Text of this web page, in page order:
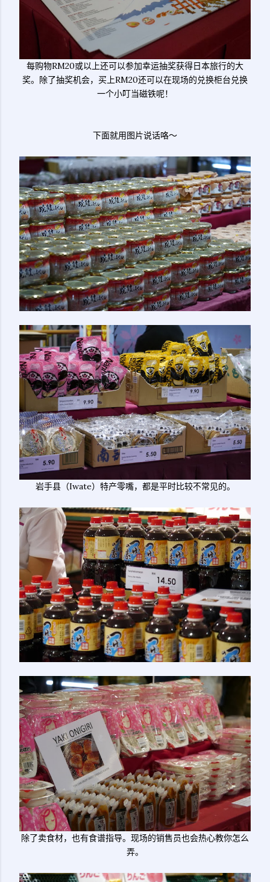
每购物RM20或以上还可以参加幸运抽奖获得日本旅行的大
奖。除了抽奖机会，买上RM20还可以在现场的兑换柜台兑换
一个小叮当磁铁呢！
下面就用图片说话咯～
岩手县（Iwate）特产零嘴，都是平时比较不常见的。
除了卖食材，也有食谱指导。现场的销售员也会热心教你怎么
弄。